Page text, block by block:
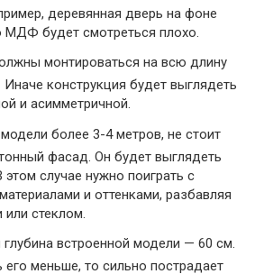
деревянная дверь на фоне
МДФ будет смотреться плохо.
монтироваться на всю длину
Иначе конструкция будет выглядеть
и асимметричной.
более 3-4 метров, не стоит
фасад. Он будет выглядеть
случае нужно поиграть с
и оттенками, разбавляя
стеклом.
встроенной модели — 60 см.
его меньше, то сильно пострадает